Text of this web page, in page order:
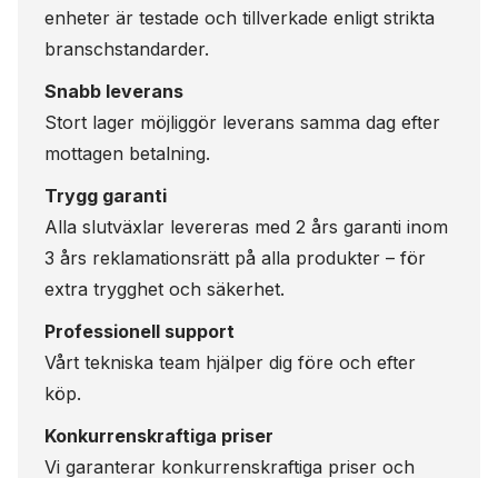
enheter är testade och tillverkade enligt strikta
branschstandarder.
Snabb leverans
Stort lager möjliggör leverans samma dag efter
mottagen betalning.
Trygg garanti
Alla slutväxlar levereras med 2 års garanti inom
3 års reklamationsrätt på alla produkter – för
extra trygghet och säkerhet.
Professionell support
Vårt tekniska team hjälper dig före och efter
köp.
Konkurrenskraftiga priser
Vi garanterar konkurrenskraftiga priser och